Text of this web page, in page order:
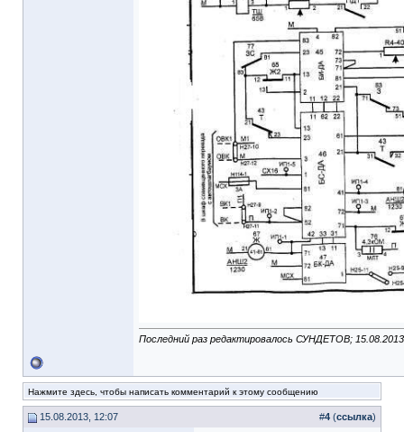
Последний раз редактировалось СУНДЕТОВ;
Нажмите здесь, чтобы написать комментарий к этому сообщению
15.08.2013, 12:07 #4 (ссылка)